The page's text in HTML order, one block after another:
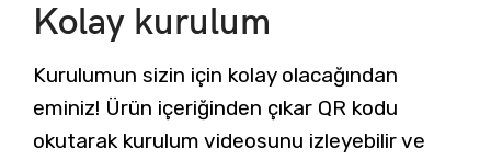
Kolay kurulum
Kurulumun sizin için kolay olacağından
eminiz! Ürün içeriğinden çıkar QR kodu
okutarak kurulum videosunu izleyebilir ve